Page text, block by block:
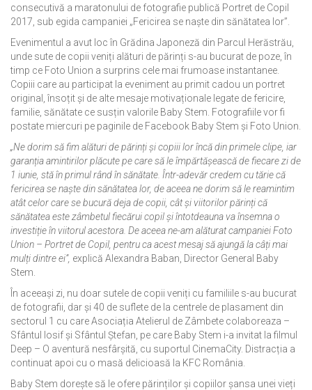
consecutivă a maratonului de fotografie publică Portret de Copil
2017, sub egida campaniei „Fericirea se naște din sănătatea lor”.
Evenimentul a avut loc în Grădina Japoneză din Parcul Herăstrău,
unde sute de copii veniți alături de părinți s-au bucurat de poze, în
timp ce Foto Union a surprins cele mai frumoase instantanee.
Copiii care au participat la eveniment au primit cadou un portret
original, însoțit și de alte mesaje motivaționale legate de fericire,
familie, sănătate ce susțin valorile Baby Stem. Fotografiile vor fi
postate miercuri pe paginile de Facebook Baby Stem și Foto Union.
„Ne dorim să fim alături de părinți și copiii lor încă din primele clipe, iar
garanția amintirilor plăcute pe care să le împărtășească de fiecare zi de
1 iunie, stă în primul rând în sănătate. Într-adevăr credem cu tărie că
fericirea se naște din sănătatea lor, de aceea ne dorim să le reamintim
atât celor care se bucură deja de copii, cât și viitorilor părinți că
sănătatea este zâmbetul fiecărui copil și întotdeauna va însemna o
investiție în viitorul acestora. De aceea ne-am alăturat campaniei Foto
Union – Portret de Copil, pentru ca acest mesaj să ajungă la câți mai
mulți dintre ei”, explică Alexandra Baban, Director General Baby
Stem.
În aceeași zi, nu doar sutele de copii veniți cu familiile s-au bucurat
de fotografii, dar și 40 de suflete de la centrele de plasament din
sectorul 1 cu care Asociația Atelierul de Zâmbete colaboreaza –
Sfântul Iosif și Sfântul Ștefan, pe care Baby Stem i-a invitat la filmul
Deep – O aventură nesfârșită, cu suportul CinemaCity. Distracția a
continuat apoi cu o masă delicioasă la KFC România.
Baby Stem dorește să le ofere părinților și copiilor șansa unei vieți